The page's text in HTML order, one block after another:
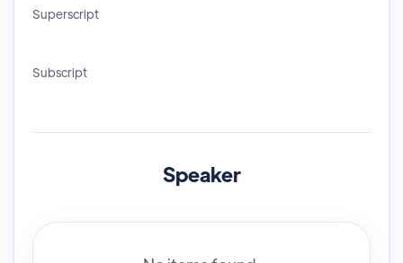
Superscript
Subscript
Speaker